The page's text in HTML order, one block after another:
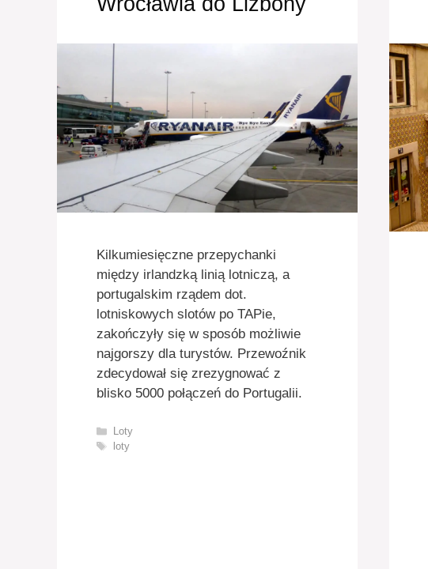
Kilkumiesięczne przepychanki
między irlandzką linią lotniczą, a
portugalskim rządem dot.
lotniskowych slotów po TAPie,
zakończyły się w sposób możliwie
najgorszy dla turystów. Przewoźnik
zdecydował się zrezygnować z
blisko 5000 połączeń do Portugalii.
Kategorie
Loty
Tagi
loty